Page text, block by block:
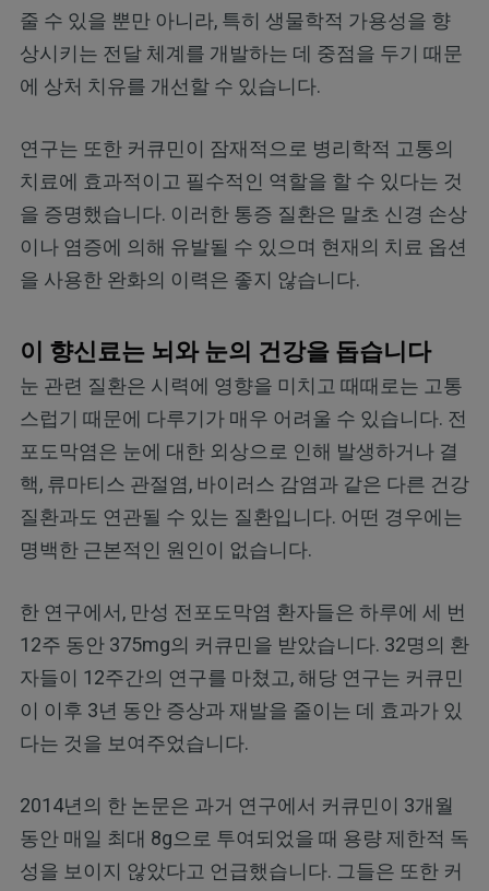
줄 수 있을 뿐만 아니라, 특히 생물학적 가용성을 향
상시키는 전달 체계를 개발하는 데 중점을 두기 때문
에 상처 치유를 개선할 수 있습니다.
연구는 또한 커큐민이 잠재적으로 병리학적 고통의
치료에 효과적이고 필수적인 역할을 할 수 있다는 것
을 증명했습니다. 이러한 통증 질환은 말초 신경 손상
이나 염증에 의해 유발될 수 있으며 현재의 치료 옵션
을 사용한 완화의 이력은 좋지 않습니다.
이 향신료는 뇌와 눈의 건강을 돕습니다
눈 관련 질환은 시력에 영향을 미치고 때때로는 고통
스럽기 때문에 다루기가 매우 어려울 수 있습니다. 전
포도막염은 눈에 대한 외상으로 인해 발생하거나 결
핵, 류마티스 관절염, 바이러스 감염과 같은 다른 건강
질환과도 연관될 수 있는 질환입니다. 어떤 경우에는
명백한 근본적인 원인이 없습니다.
한 연구에서, 만성 전포도막염 환자들은 하루에 세 번
12주 동안 375mg의 커큐민을 받았습니다. 32명의 환
자들이 12주간의 연구를 마쳤고, 해당 연구는 커큐민
이 이후 3년 동안 증상과 재발을 줄이는 데 효과가 있
다는 것을 보여주었습니다.
2014년의 한 논문은 과거 연구에서 커큐민이 3개월
동안 매일 최대 8g으로 투여되었을 때 용량 제한적 독
성을 보이지 않았다고 언급했습니다. 그들은 또한 커